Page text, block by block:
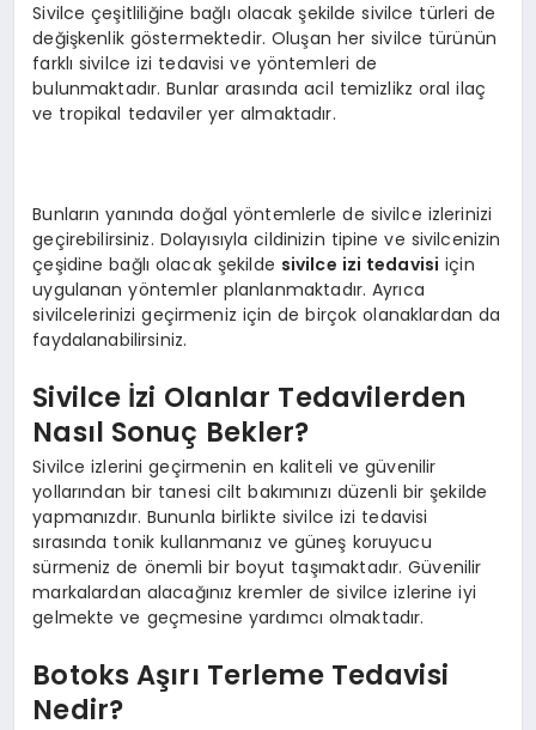
Sivilce çeşitliliğine bağlı olacak şekilde sivilce türleri de
değişkenlik göstermektedir. Oluşan her sivilce türünün
farklı sivilce izi tedavisi ve yöntemleri de
bulunmaktadır. Bunlar arasında acil temizlikz oral ilaç
ve tropikal tedaviler yer almaktadır.
Bunların yanında doğal yöntemlerle de sivilce izlerinizi
geçirebilirsiniz. Dolayısıyla cildinizin tipine ve sivilcenizin
çeşidine bağlı olacak şekilde sivilce izi tedavisi için
uygulanan yöntemler planlanmaktadır. Ayrıca
sivilcelerinizi geçirmeniz için de birçok olanaklardan da
faydalanabilirsiniz.
Sivilce İzi Olanlar Tedavilerden
Nasıl Sonuç Bekler?
Sivilce izlerini geçirmenin en kaliteli ve güvenilir
yollarından bir tanesi cilt bakımınızı düzenli bir şekilde
yapmanızdır. Bununla birlikte sivilce izi tedavisi
sırasında tonik kullanmanız ve güneş koruyucu
sürmeniz de önemli bir boyut taşımaktadır. Güvenilir
markalardan alacağınız kremler de sivilce izlerine iyi
gelmekte ve geçmesine yardımcı olmaktadır.
Botoks Aşırı Terleme Tedavisi
Nedir?